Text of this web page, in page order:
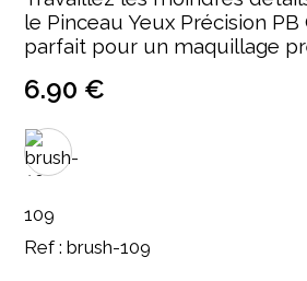
le Pinceau Yeux Précision PB
parfait pour un maquillage
6.90 €
109
Ref : brush-109